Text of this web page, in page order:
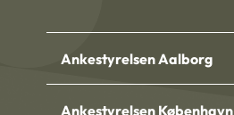
Ankestyrelsen Aalborg
Ankestyrelsen København